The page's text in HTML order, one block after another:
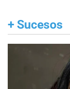
+ Sucesos